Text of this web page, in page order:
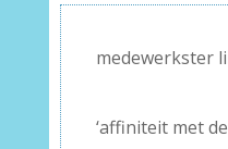
medewerkster
‘affiniteit met